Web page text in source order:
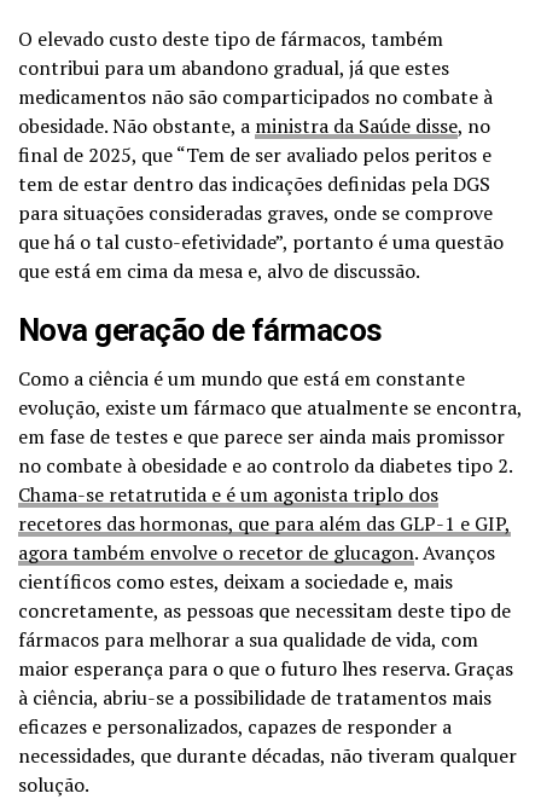
O elevado custo deste tipo de fármacos, também
contribui para um abandono gradual, já que estes
medicamentos não são comparticipados no combate à
obesidade. Não obstante, a ministra da Saúde disse, no
final de 2025, que “Tem de ser avaliado pelos peritos e
tem de estar dentro das indicações definidas pela DGS
para situações consideradas graves, onde se comprove
que há o tal custo-efetividade”, portanto é uma questão
que está em cima da mesa e, alvo de discussão.
Nova geração de fármacos
Como a ciência é um mundo que está em constante
evolução, existe um fármaco que atualmente se encontra,
em fase de testes e que parece ser ainda mais promissor
no combate à obesidade e ao controlo da diabetes tipo 2.
Chama-se retatrutida e é um agonista triplo dos
recetores das hormonas, que para além das GLP-1 e GIP,
agora também envolve o recetor de glucagon. Avanços
científicos como estes, deixam a sociedade e, mais
concretamente, as pessoas que necessitam deste tipo de
fármacos para melhorar a sua qualidade de vida, com
maior esperança para o que o futuro lhes reserva. Graças
à ciência, abriu-se a possibilidade de tratamentos mais
eficazes e personalizados, capazes de responder a
necessidades, que durante décadas, não tiveram qualquer
solução.